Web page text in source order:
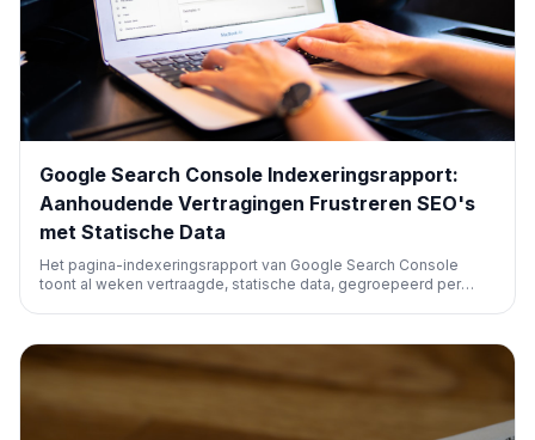
Google Search Console Indexeringsrapport:
Aanhoudende Vertragingen Frustreren SEO's
met Statische Data
Het pagina-indexeringsrapport van Google Search Console
toont al weken vertraagde, statische data, gegroepeerd per
ondanks dat Google op de hoogte is van het probleem en
hopelijk werkt aan een oplossing.